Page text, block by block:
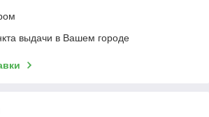
выдачи в Вашем городе